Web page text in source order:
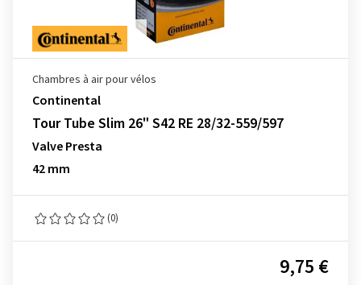
Chambres à air pour vélos
Continental
Tour Tube Slim 26" S42 RE 28/32-559/597
Valve Presta
42 mm
(0)
9,75 €